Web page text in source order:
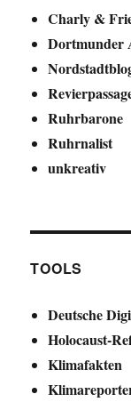
Charly &
Dortmunder
Ruhrbarone
Ruhrnalist
unkreativ
TOOLS
Deutsche
Holocaust-
Klimafakten